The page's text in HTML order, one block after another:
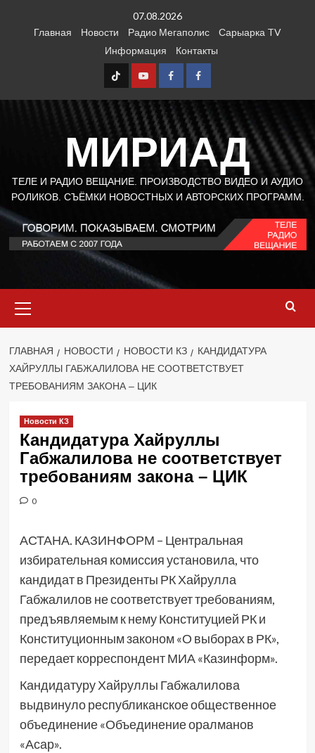
07.08.2026
Главная
Новости Радио Мегаполис
Сарыарка TV
Информация
Контакты
TT Youtube
FB1 FB2
МИРИАД
ТЕЛЕ И РАДИО ВЕЩАНИЕ. ПРОИЗВОДСТВО ВИДЕО И АУДИО
РОЛИКОВ. СЪЁМКИ НОВОСТНЫХ И АВТОРСКИХ ПРОГРАММ.
меню
ГЛАВНАЯ НОВОСТИ НОВОСТИ КЗ
КАНДИДАТУРА
ХАЙРУЛЛЫ ГАБЖАЛИЛОВА НЕ СООТВЕТСТВУЕТ
ТРЕБОВАНИЯМ ЗАКОНА – ЦИК
Новости КЗ
Кандидатура Хайруллы
Габжалилова не соответствует
требованиям закона – ЦИК
0
АСТАНА. КАЗИНФОРМ – Центральная
избирательная комиссия установила, что
кандидат в Президенты РК Хайрулла
Габжалилов не соответствует требованиям,
предъявляемым к нему Конституцией РК и
Конституционным законом «О выборах в РК»,
передает корреспондент МИА «Казинформ».
Кандидатуру Хайруллы Габжалилова
выдвинуло республиканское общественное
объединение «Объединение оралманов
«Асар».